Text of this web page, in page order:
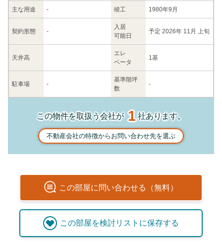
主な用途 - 竣工 1980年9月
契約形態 -
入居
可能日
予定 2026年 11月 上旬
天井高
エレ
ベータ
1基
駐車場 -
基準階坪
数
-
この物件を取扱う会社が1社あります。
不動産会社の特徴からお問い合わせ先を選ぶ
この部屋に問い合わせる（無料）
この部屋を検討リストに保存する